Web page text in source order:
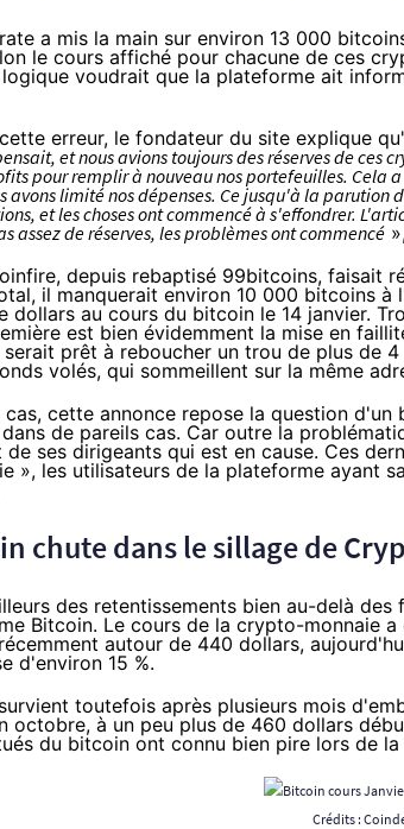
a mis la main sur environ 13 000
le cours affiché pour chacune de ces
voudrait que la plateforme ait
erreur, le fondateur du site explique
et nous avions toujours des réserves de ces
pour remplir à nouveau nos portefeuilles. Cela
avons limité nos dépenses. Ce jusqu'à la
et les choses ont commencé à s'effondrer.
assez de réserves, les problèmes ont commencé
depuis rebaptisé 99bitcoins, faisait
il manquerait environ 10 000 bitcoins
dollars au cours du bitcoin le 14 janvier.
est bien évidemment la mise en
serait prêt à reboucher un trou de plus de
volés, qui sommeillent sur la même
cas, cette annonce repose la question
de pareils cas. Car outre la
ses dirigeants qui est en cause. Ces
», les utilisateurs de la plateforme ayant
chute dans le sillage de
des retentissements bien au-delà
Bitcoin. Le cours de la crypto-monnaie
autour de 440 dollars,
d'environ 15 %.
toutefois après plusieurs mois
octobre, à un peu plus de 460 dollars
du bitcoin ont connu bien pire lors de
Crédits :